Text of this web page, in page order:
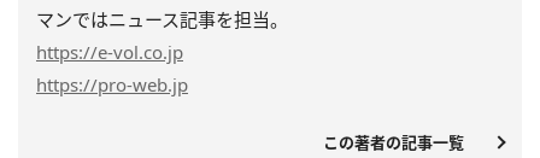
マンではニュース記事を担当。
https://e-vol.co.jp
https://pro-web.jp
この著者の記事一覧